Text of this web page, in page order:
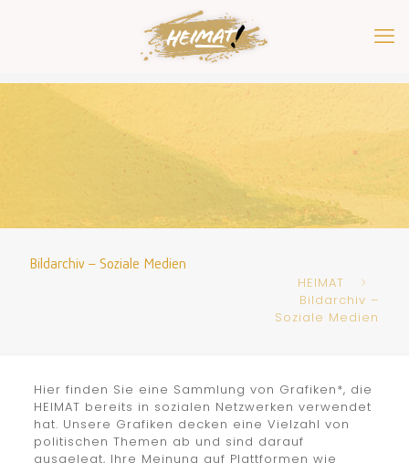
Bildarchiv – Soziale Medien
HEIMAT
Bildarchiv –
Soziale Medien
Hier finden Sie eine Sammlung von Grafiken*, die
HEIMAT bereits in sozialen Netzwerken verwendet
hat. Unsere Grafiken decken eine Vielzahl von
politischen Themen ab und sind darauf
ausgelegt, Ihre Meinung auf Plattformen wie